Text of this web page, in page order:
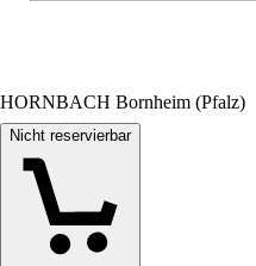
HORNBACH Bornheim (Pfalz)
Nicht reservierbar